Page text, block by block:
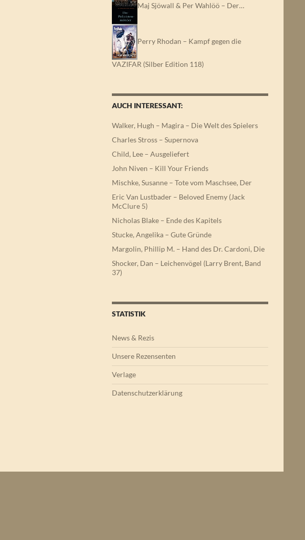
Maj Sjöwall & Per Wahlöö – Der…
Perry Rhodan – Kampf gegen die
VAZIFAR (Silber Edition 118)
AUCH INTERESSANT:
Walker, Hugh – Magira – Die Welt des Spielers
Charles Stross – Supernova
Child, Lee – Ausgeliefert
John Niven – Kill Your Friends
Mischke, Susanne – Tote vom Maschsee, Der
Eric Van Lustbader – Beloved Enemy (Jack
McClure 5)
Nicholas Blake – Ende des Kapitels
Stucke, Angelika – Gute Gründe
Margolin, Phillip M. – Hand des Dr. Cardoni, Die
Shocker, Dan – Leichenvögel (Larry Brent, Band
37)
STATISTIK
News & Rezis
Unsere Rezensenten
Verlage
Datenschutzerklärung